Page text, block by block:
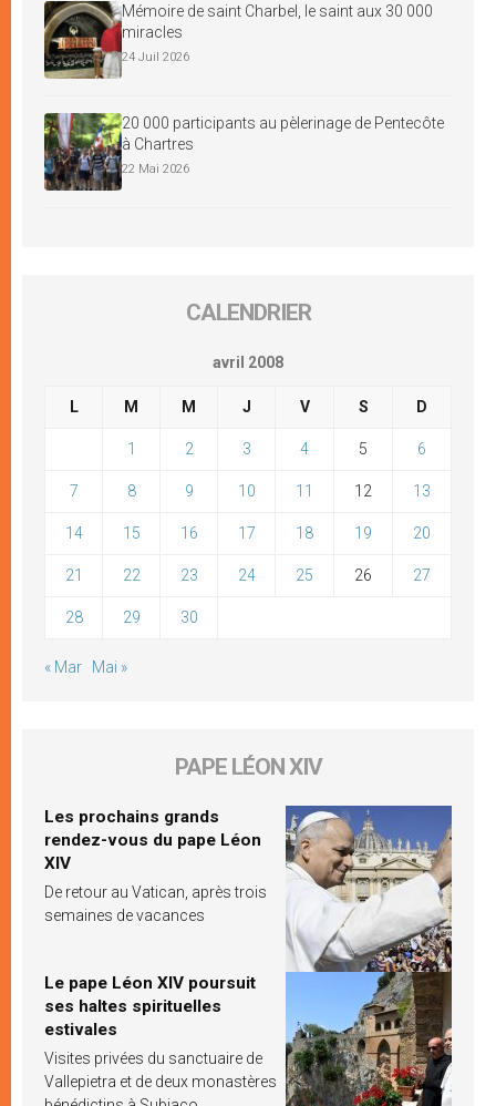
Mémoire de saint Charbel, le saint aux 30 000
miracles
24 Juil 2026
20 000 participants au pèlerinage de Pentecôte
à Chartres
22 Mai 2026
CALENDRIER
avril 2008
L M M J V S D
1 2 3 4 5 6
7 8 9 10 11 12 13
14 15 16 17 18 19 20
21 22 23 24 25 26 27
28 29 30
« Mar Mai »
PAPE LÉON XIV
Les prochains grands
rendez-vous du pape Léon
XIV
De retour au Vatican, après trois
semaines de vacances
Le pape Léon XIV poursuit
ses haltes spirituelles
estivales
Visites privées du sanctuaire de
Vallepietra et de deux monastères